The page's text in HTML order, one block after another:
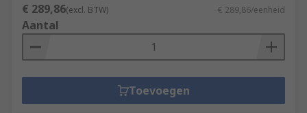
€ 289,86(excl. BTW) € 289,86/eenheid
Aantal
Toevoegen